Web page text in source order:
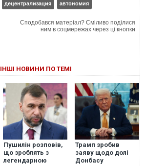
децентрализация автономия
Сподобався матеріал? Сміливо поділися
ним в соцмережах через ці кнопки
ІНШІ НОВИНИ ПО ТЕМІ
Пушилін розповів,
що зроблять з
легендарною
Трамп зробив
заяву щодо долі
Донбасу